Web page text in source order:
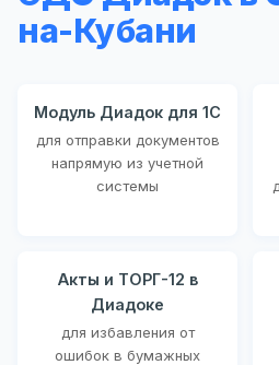
на-Кубани
Модуль Диадок для 1С
для отправки документов
напрямую из учетной
системы
Акты и ТОРГ-12 в
Диадоке
для избавления от
ошибок в бумажных